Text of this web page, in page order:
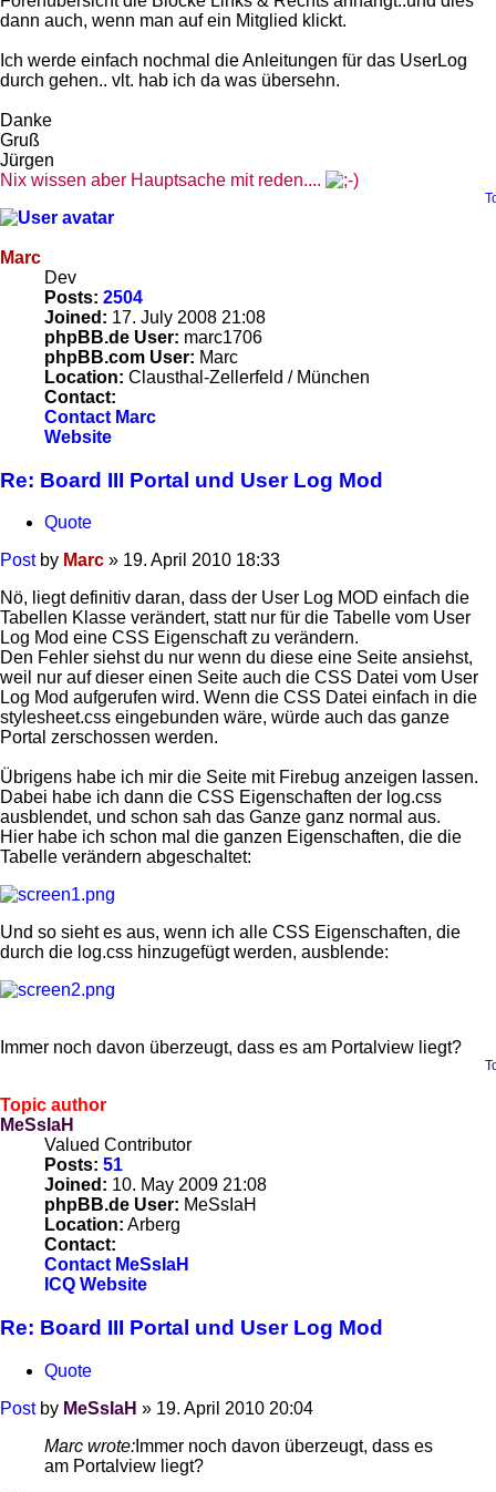
dann auch, wenn man auf ein Mitglied klickt.
Ich werde einfach nochmal die Anleitungen für das UserLog
durch gehen.. vlt. hab ich da was übersehn.
Danke
Gruß
Jürgen
Nix wissen aber Hauptsache mit reden....
Marc
Dev
Posts: 2504
Joined: 17. July 2008 21:08
phpBB.de User: marc1706
phpBB.com User: Marc
Location: Clausthal-Zellerfeld / München
Contact:
Contact Marc
Website
Re: Board III Portal und User Log Mod
Quote
Post by Marc » 19. April 2010 18:33
Nö, liegt definitiv daran, dass der User Log MOD einfach die
Tabellen Klasse verändert, statt nur für die Tabelle vom User
Log Mod eine CSS Eigenschaft zu verändern.
Den Fehler siehst du nur wenn du diese eine Seite ansiehst,
weil nur auf dieser einen Seite auch die CSS Datei vom User
Log Mod aufgerufen wird. Wenn die CSS Datei einfach in die
stylesheet.css eingebunden wäre, würde auch das ganze
Portal zerschossen werden.
Übrigens habe ich mir die Seite mit Firebug anzeigen lassen.
Dabei habe ich dann die CSS Eigenschaften der log.css
ausblendet, und schon sah das Ganze ganz normal aus.
Hier habe ich schon mal die ganzen Eigenschaften, die die
Tabelle verändern abgeschaltet:
Und so sieht es aus, wenn ich alle CSS Eigenschaften, die
durch die log.css hinzugefügt werden, ausblende:
Immer noch davon überzeugt, dass es am Portalview liegt?
Topic author
MeSsIaH
Valued Contributor
Posts: 51
Joined: 10. May 2009 21:08
phpBB.de User: MeSsIaH
Location: Arberg
Contact:
Contact MeSsIaH
ICQ Website
Re: Board III Portal und User Log Mod
Quote
Post by MeSsIaH » 19. April 2010 20:04
Marc wrote: Immer noch davon überzeugt, dass es
am Portalview liegt?